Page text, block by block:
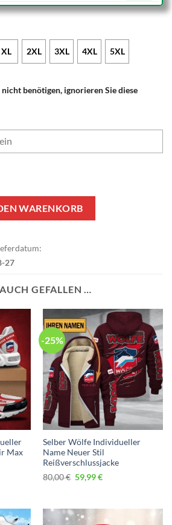
XL 2XL 3XL 4XL 5XL
benötigen, ignorieren Sie diese
WARENKORB
27
GEFALLEN …
Max
-25%
Selber Wölfe Individueller
Name Neuer Stil
Reißverschlussjacke
80,00€ Ursprünglicher
Preis
59,99€Aktueller